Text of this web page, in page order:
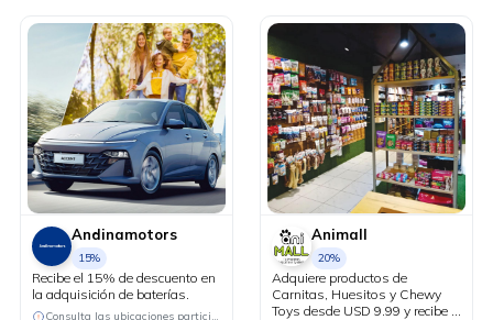
Andinamotors
15%
Recibe el 15% de descuento en
la adquisición de baterías.
Consulta las ubicaciones participantes
Animall
20%
Adquiere productos de
Carnitas, Huesitos y Chewy
Toys desde USD 9.99 y recibe el